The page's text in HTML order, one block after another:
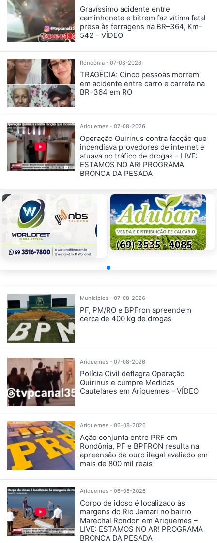
Gravíssimo acidente entre
caminhonete e bitrem faz vítima fatal
presa às ferragens na BR–364, Km–
542 – VÍDEO
Rondônia - 07-08-2026
TRAGÉDIA: Cinco pessoas morrem
em acidente entre carro e carreta na
BR–364 em RO
Ariquemes - 07-08-2026
Operação Quirinus contra facção que
incendiava provedores de internet e
atuava no tráfico de drogas – LIVE:
ESTAMOS NO AR! PROGRAMA
BRONCA DA PESADA
Municípios - 07-08-2026
PF, PM/RO e BPFron apreendem
cerca de 400 kg de drogas
Ariquemes - 07-08-2026
Polícia Civil deflagra Operação
Quirinus e cumpre Medidas
Cautelares em Ariquemes – VÍDEO
Ariquemes - 06-08-2026
Ação conjunta entre PRF em
Rondônia, PF e BPFRON resulta na
apreensão de ouro ilegal avaliado em
mais de 800 mil reais
Ariquemes - 06-08-2026
Corpo de idoso é localizado às
margens do Rio Jamari no bairro
Marechal Rondon em Ariquemes –
LIVE: ESTAMOS NO AR! PROGRAMA
BRONCA DA PESADA